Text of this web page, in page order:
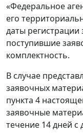
«Федеральное
его
даты регистрации
поступившие
комплектность.
В случае
заявочных
пункта 4
заявочные
течение 14 дней с